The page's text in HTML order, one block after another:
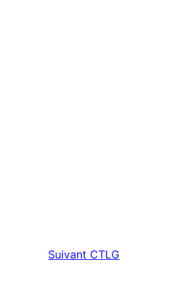
Suivant CTLG